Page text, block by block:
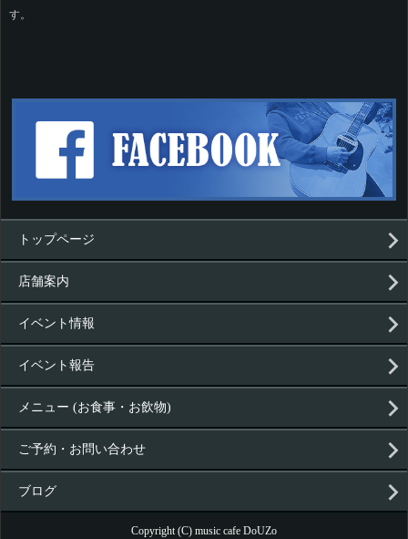
す。
トップページ
店舗案内
イベント情報
イベント報告
メニュー (お食事・お飲物)
ご予約・お問い合わせ
ブログ
Copyright (C) music cafe DoUZo